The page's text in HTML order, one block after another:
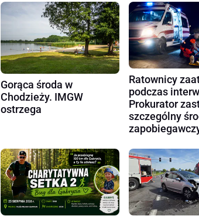
Gorąca środa w
Chodzieży. IMGW
ostrzega
Ratownicy
podczas
Prokurator
szczególny